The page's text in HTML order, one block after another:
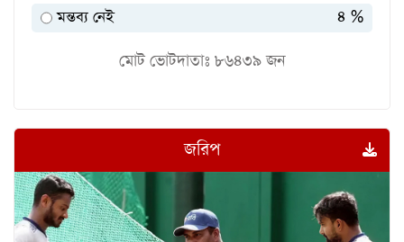
মন্তব্য নেই
৪ %
মোট ভোটদাতাঃ ৮৬৪৩৯জন
জরিপ